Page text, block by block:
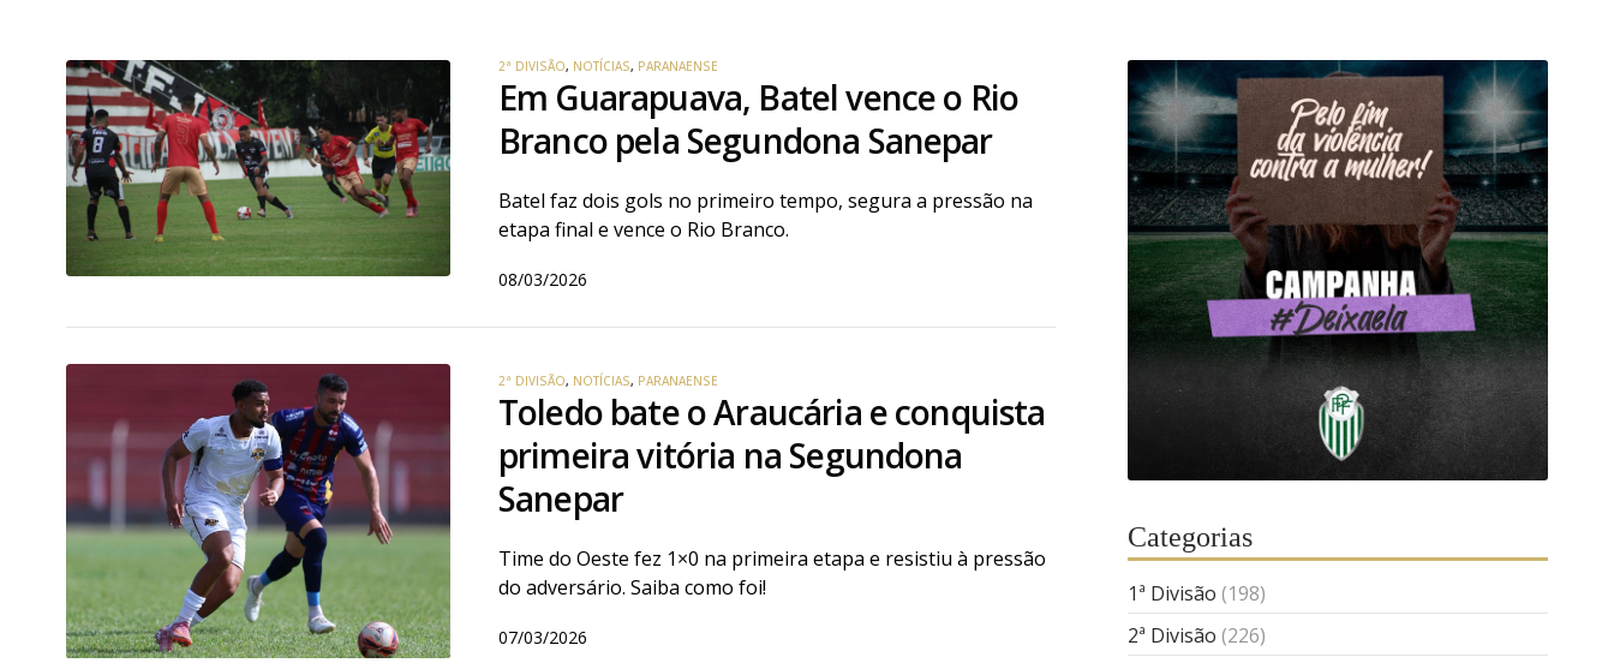
2ª DIVISÃO, NOTÍCIAS, PARANAENSE
Em Guarapuava, Batel vence o Rio
Branco pela Segundona Sanepar
Batel faz dois gols no primeiro tempo, segura a pressão na
etapa final e vence o Rio Branco.
08/03/2026
2ª DIVISÃO, NOTÍCIAS, PARANAENSE
Toledo bate o Araucária e conquista
primeira vitória na Segundona
Sanepar
Time do Oeste fez 1×0 na primeira etapa e resistiu à pressão
do adversário. Saiba como foi!
07/03/2026
Categorias
1ª Divisão (198)
2ª Divisão (226)